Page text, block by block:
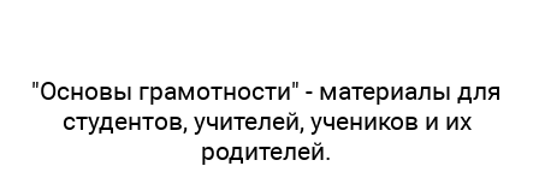
"Основы грамотности" - материалы для
студентов, учителей, учеников и их
родителей.